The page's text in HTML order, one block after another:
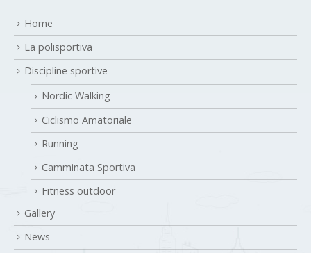
Home
La polisportiva
Discipline sportive
Nordic Walking
Ciclismo Amatoriale
Running
Camminata Sportiva
Fitness outdoor
Gallery
News